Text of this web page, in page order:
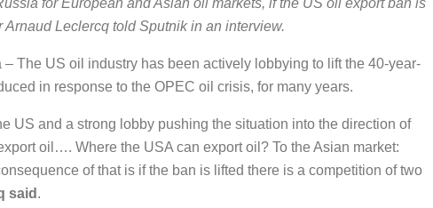
Leclercq told Sputnik in an interview.
The US oil industry has been actively lobbying to lift the 40-year-
in response to the OPEC oil crisis, for many years.
US and a strong lobby pushing the situation into the direction of
oil…. Where the USA can export oil? To the Asian market:
of that is if the ban is lifted there is a competition of two
said .